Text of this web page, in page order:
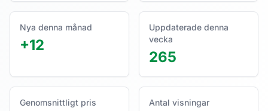
Nya denna månad
+12
Uppdaterade denna
vecka
265
Genomsnittligt pris Antal visningar